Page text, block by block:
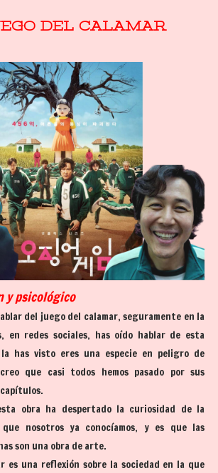
DEL CALAMAR
y psicológico
del juego del calamar, seguramente en la
en redes sociales, has oído hablar de esta
has visto eres una especie en peligro de
que casi todos hemos pasado por sus
obra ha despertado la curiosidad de la
nosotros ya conocíamos, y es que las
son una obra de arte.
es una reflexión sobre la sociedad en la que